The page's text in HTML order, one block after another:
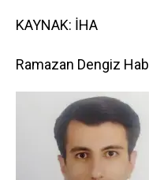
KAYNAK: İHA
Ramazan Dengiz